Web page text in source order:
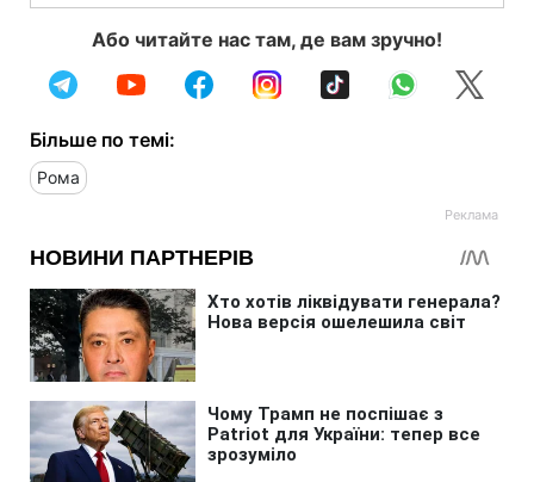
Або читайте нас там, де вам зручно!
Більше по темі:
Рома